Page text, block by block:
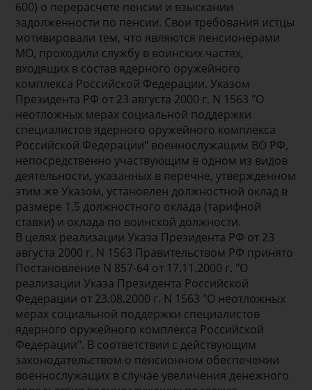
600) о перерасчете пенсии и взыскании
задолженности по пенсии. Свои требования истцы
мотивировали тем, что являются пенсионерами
МО, проходили службу в воинских частях,
входящих в состав ядерного оружейного
комплекса Российской Федерации. Указом
Президента РФ от 23 августа 2000 г. N 1563 "О
неотложных мерах социальной поддержки
специалистов ядерного оружейного комплекса
Российской Федерации" военнослужащим ВО РФ,
непосредственно участвующим в одном из видов
деятельности, указанных в перечне, утвержденном
этим же Указом, установлен должностной оклад в
размере 1,5 должностного оклада (тарифной
ставки) и оклада по воинской должности.
В целях реализации Указа Президента РФ от 23
августа 2000 г. N 1563 Правительством РФ принято
Постановление N 857-64 от 17.11.2000 г. "О
реализации Указа Президента Российской
Федерации от 23.08.2000 г. N 1563 "О неотложных
мерах социальной поддержки специалистов
ядерного оружейного комплекса Российской
Федерации". В соответствии с действующим
законодательством о пенсионном обеспечении
военнослужащих в случае увеличения денежного